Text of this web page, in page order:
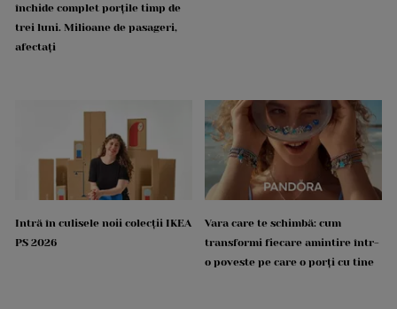
închide complet porțile timp de
trei luni. Milioane de pasageri,
afectați
Intră în culisele noii colecții IKEA
PS 2026
Vara care te schimbă: cum
transformi fiecare amintire într-
o poveste pe care o porți cu tine